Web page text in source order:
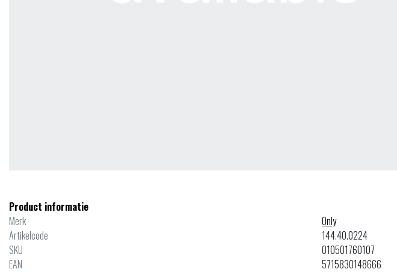
Product informatie
Merk
Only
Artikelcode
144.40.0224
SKU
010501760107
EAN
5715830148666